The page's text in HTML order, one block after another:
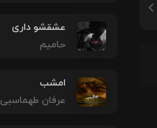
عشقشو داری
حامیم
امشب
عرفان طهماسبی